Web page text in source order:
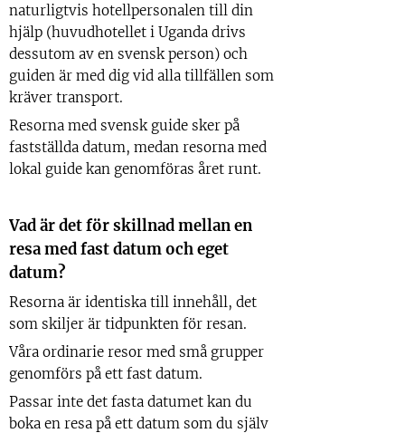
naturligtvis hotellpersonalen till din
hjälp (huvudhotellet i Uganda drivs
dessutom av en svensk person) och
guiden är med dig vid alla tillfällen som
kräver transport.
Resorna med svensk guide sker på
fastställda datum, medan resorna med
lokal guide kan genomföras året runt.
Vad är det för skillnad mellan en
resa med fast datum och eget
datum?
Resorna är identiska till innehåll, det
som skiljer är tidpunkten för resan.
Våra ordinarie resor med små grupper
genomförs på ett fast datum.
Passar inte det fasta datumet kan du
boka en resa på ett datum som du själv